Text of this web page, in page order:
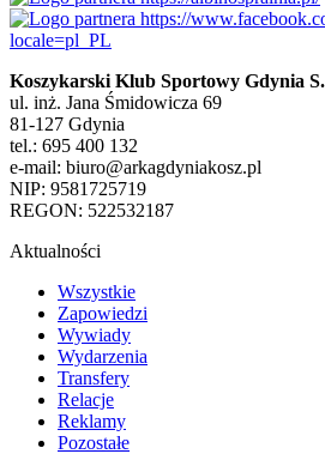
Koszykarski Klub Sportowy Gdynia
ul. inż. Jana Śmidowicza 69
81-127 Gdynia
tel.: 695 400 132
e-mail: biuro@arkagdyniakosz.pl
NIP: 9581725719
REGON: 522532187
Aktualności
Wszystkie
Zapowiedzi
Wywiady
Wydarzenia
Transfery
Relacje
Reklamy
Pozostałe